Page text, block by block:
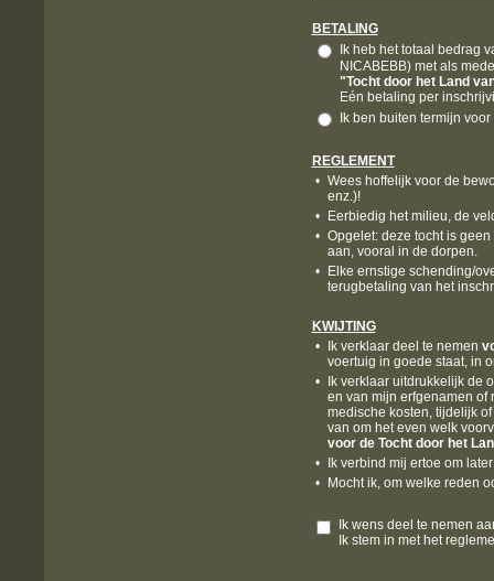
BETALING
Ik heb het totaal bedrag
NICABEBB) met als
"Tocht door het Land
Eén betaling per
Ik ben buiten termijn
REGLEMENT
• Wees hoffelijk voor de
enz.)!
•
Eerbiedig het milieu, de
• Opgelet: deze tocht is
aan, vooral in de dorpen.
•
Elke ernstige schending/
terugbetaling van het
KWIJTING
•
Ik verklaar deel te nemen
voertuig in goede staat, in
•
Ik verklaar uitdrukkelijk de
en van mijn erfgenamen
medische kosten, tijdelijk
van om het even welk
voor de Tocht door het
•
Ik verbind mij ertoe om
•
Mocht ik, om welke reden
Ik wens deel te nemen
Ik stem in met het